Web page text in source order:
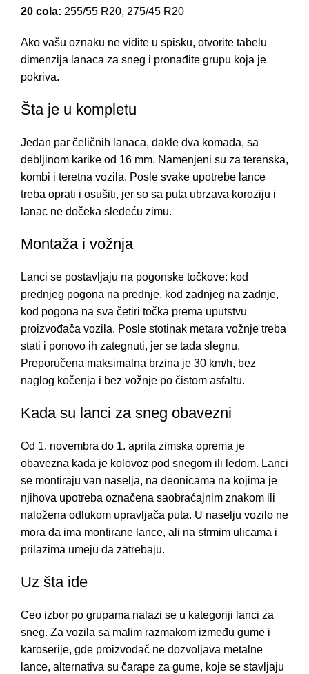
20 cola: 255/55 R20, 275/45 R20
Ako vašu oznaku ne vidite u spisku, otvorite tabelu
dimenzija lanaca za sneg i pronađite grupu koja je
pokriva.
Šta je u kompletu
Jedan par čeličnih lanaca, dakle dva komada, sa
debljinom karike od 16 mm. Namenjeni su za terenska,
kombi i teretna vozila. Posle svake upotrebe lance
treba oprati i osušiti, jer so sa puta ubrzava koroziju i
lanac ne dočeka sledeću zimu.
Montaža i vožnja
Lanci se postavljaju na pogonske točkove: kod
prednjeg pogona na prednje, kod zadnjeg na zadnje,
kod pogona na sva četiri točka prema uputstvu
proizvođača vozila. Posle stotinak metara vožnje treba
stati i ponovo ih zategnuti, jer se tada slegnu.
Preporučena maksimalna brzina je 30 km/h, bez
naglog kočenja i bez vožnje po čistom asfaltu.
Kada su lanci za sneg obavezni
Od 1. novembra do 1. aprila zimska oprema je
obavezna kada je kolovoz pod snegom ili ledom. Lanci
se montiraju van naselja, na deonicama na kojima je
njihova upotreba označena saobraćajnim znakom ili
naložena odlukom upravljača puta. U naselju vozilo ne
mora da ima montirane lance, ali na strmim ulicama i
prilazima umeju da zatrebaju.
Uz šta ide
Ceo izbor po grupama nalazi se u kategoriji lanci za
sneg. Za vozila sa malim razmakom između gume i
karoserije, gde proizvođač ne dozvoljava metalne
lance, alternativa su čarape za gume, koje se stavljaju